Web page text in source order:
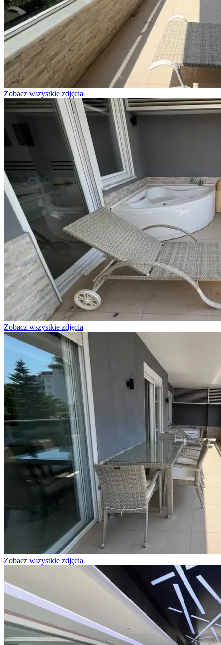
Zobacz wszystkie zdjęcia
Zobacz wszystkie zdjęcia
Zobacz wszystkie zdjęcia